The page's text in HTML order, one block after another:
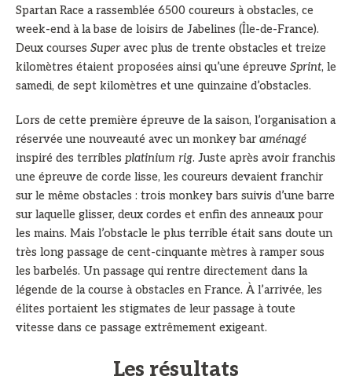
Spartan Race a rassemblée 6500 coureurs à obstacles, ce
week-end à la base de loisirs de Jabelines (Île-de-France).
Deux courses Superavec plus de trente obstacles et treize
kilomètres étaient proposées ainsi qu’une épreuve Sprint, le
samedi, de sept kilomètres et une quinzaine d’obstacles.
Lors de cette première épreuve de la saison, l’organisation a
réservée une nouveauté avec un monkey baraménagé
inspiré des terribles platinium rig. Juste après avoir franchis
une épreuve de corde lisse, les coureurs devaient franchir
sur le même obstacles : trois monkey bars suivis d’une barre
sur laquelle glisser, deux cordes et enfin des anneaux pour
les mains. Mais l’obstacle le plus terrible était sans doute un
très long passage de cent-cinquante mètres à ramper sous
les barbelés. Un passage qui rentre directement dans la
légende de la course à obstacles en France. À l’arrivée, les
élites portaient les stigmates de leur passage à toute
vitesse dans ce passage extrêmement exigeant.
Les résultats